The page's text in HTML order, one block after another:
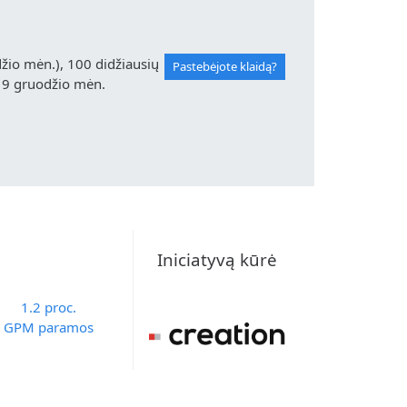
Pastebėjote klaidą?
mėn.), 100 didžiausių
gruodžio mėn.
1.2 proc.
GPM paramos
Iniciatyvą kūrė